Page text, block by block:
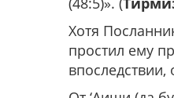
Хотя
простил ему